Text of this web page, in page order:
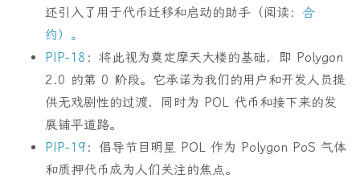
还引入了用于代币迁移和启动的助手（阅读： 合
约）。
PIP-18 ：将此视为奠定摩天大楼的基础，即 Polygon
2.0 的第 0 阶段。它承诺为我们的用户和开发人员提
供无戏剧性的过渡，同时为 POL 代币和接下来的发
展铺平道路。
PIP-19 ：倡导节目明星 POL 作为 Polygon PoS 气体
和质押代币成为人们关注的焦点。